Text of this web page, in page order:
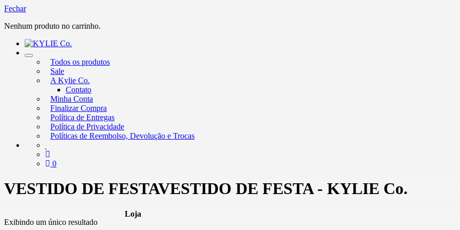
Fechar
Nenhum produto no carrinho.
Alternar
nevegação
Todos os produtos
Sale
A Kylie Co.
Contato
Minha Conta
Finalizar Compra
Política de Entregas
Política de Privacidade
Políticas de Reembolso, Devolução e Trocas
0
VESTIDO DE FESTAVESTIDO DE FESTA - KYLIE Co.
Exibindo um único resultado
Loja